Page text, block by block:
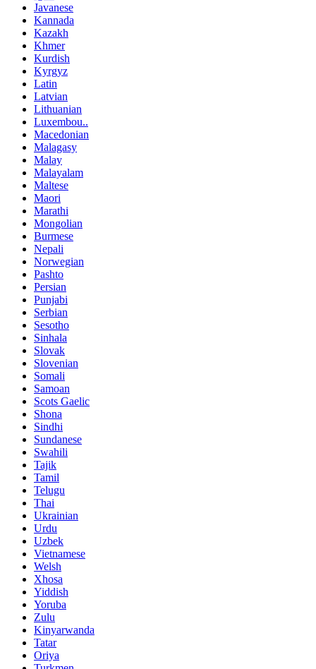
Javanese
Kannada
Kazakh
Khmer
Kurdish
Kyrgyz
Latin
Latvian
Lithuanian
Luxembou..
Macedonian
Malagasy
Malay
Malayalam
Maltese
Maori
Marathi
Mongolian
Burmese
Nepali
Norwegian
Pashto
Persian
Punjabi
Serbian
Sesotho
Sinhala
Slovak
Slovenian
Somali
Samoan
Scots Gaelic
Shona
Sindhi
Sundanese
Swahili
Tajik
Tamil
Telugu
Thai
Ukrainian
Urdu
Uzbek
Vietnamese
Welsh
Xhosa
Yiddish
Yoruba
Zulu
Kinyarwanda
Tatar
Oriya